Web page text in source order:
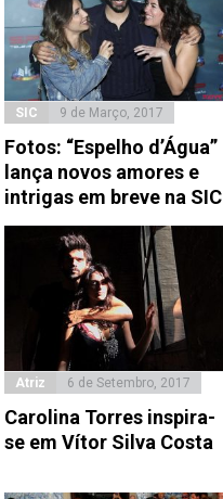
SIC 9 de Março, 2017
Fotos: “Espelho d’Água”
lança novos amores e
intrigas em breve na SIC
Atriz 6 de Setembro, 2017
Carolina Torres inspira-
se em Vítor Silva Costa